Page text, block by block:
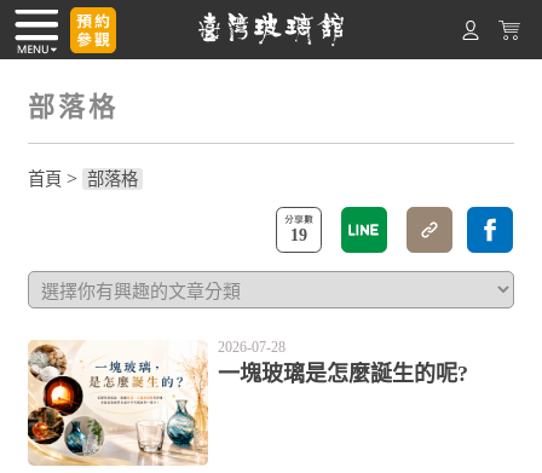
部落格
首頁 > 部落格
19
2026-07-28
一塊玻璃是怎麼誕生的呢?